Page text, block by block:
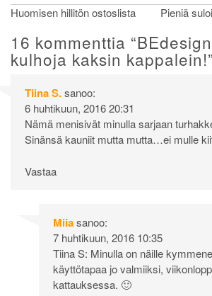
Artikkelien
selaus
Huomisen hillitön ostoslista Pieniä
16 kommenttia “
kulhoja kaksin kappalein!”
Tiina S.sanoo:
6 huhtikuun, 2016 20:31
Nämä menisivät minulla sarjaan
Sinänsä kauniit mutta mutta…ei mulle
Vastaa
Miiasanoo:
7 huhtikuun, 2016 10:35
Tiina S: Minulla on näille
käyttötapaa jo valmiiksi,
kattauksessa. 🙂